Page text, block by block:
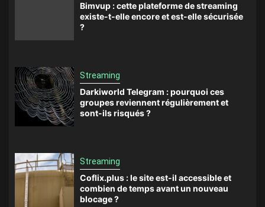
Bimvup : cette plateforme de streaming
existe-t-elle encore et est-elle sécurisée
?
Streaming
Darkiworld Telegram : pourquoi ces
groupes reviennent régulièrement et
sont-ils risqués ?
Streaming
Coflix.plus : le site est-il accessible et
combien de temps avant un nouveau
blocage ?